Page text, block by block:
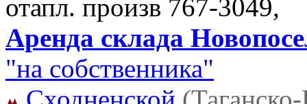
отапл. произв 767-3049,
Аренда склада
"на собственника"